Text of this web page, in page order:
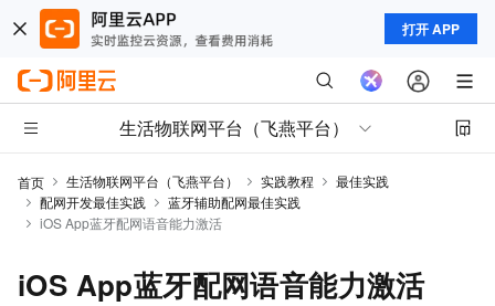
打开 APP
生活物联网平台（飞燕平台）
首页 生活物联网平台（飞燕平台） 实践教程
最佳实践
配网开发最佳实践
蓝牙辅助配网最佳实践
iOS App蓝牙配网语音能力激活
iOS App蓝牙配网语音能力激活